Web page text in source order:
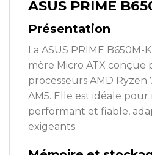
ASUS PRIME
Présentation
La ASUS PRIME B650M-
mère Micro ATX conçue
processeurs AMD
AM5. Elle est idéale
performant et fiable,
exigeants.